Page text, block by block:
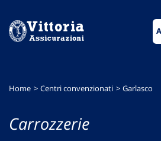
menu
contenuto
footer
Home Centri convenzionati Garlasco
Carrozzerie